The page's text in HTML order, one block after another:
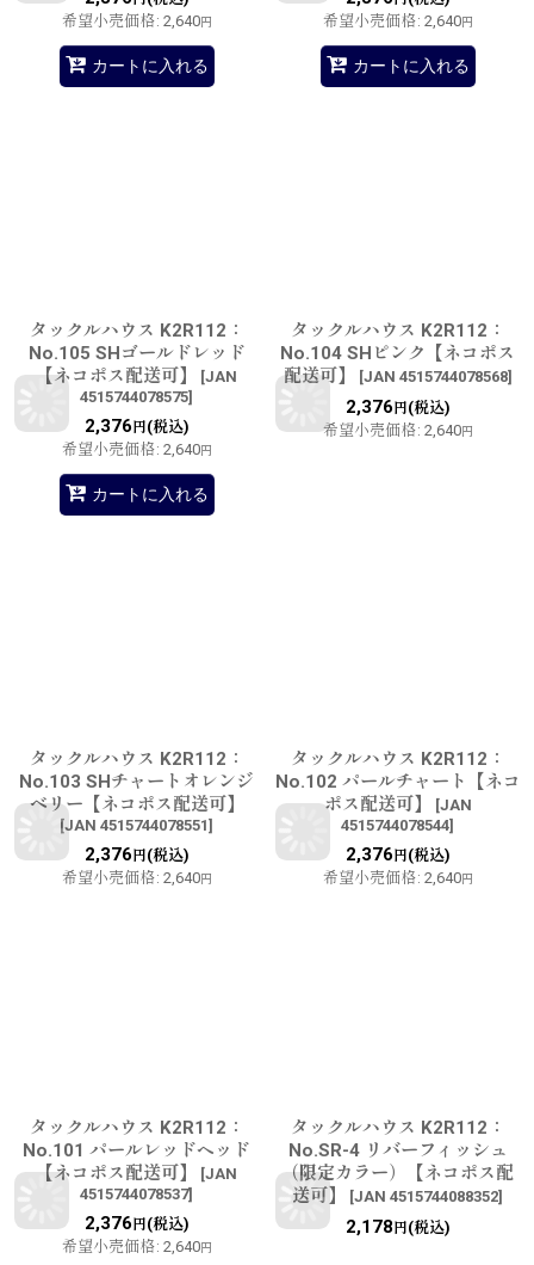
希望小売価格: 2,640円
カートに入れる
希望小売価格: 2,640円
カートに入れる
タックルハウス K2R112：
No.105 SHゴールドレッド
【ネコポス配送可】
[JAN
4515744078575]
2,376 円(税込)
希望小売価格: 2,640円
カートに入れる
タックルハウス K2R112：
No.104 SHピンク【ネコポス
配送可】
[JAN 4515744078568]
2,376 円(税込)
希望小売価格: 2,640円
タックルハウス K2R112：
No.103 SHチャートオレンジ
ベリー【ネコポス配送可】
[JAN 4515744078551]
2,376 円(税込)
希望小売価格: 2,640円
タックルハウス K2R112：
No.102 パールチャート【ネコ
ポス配送可】
[JAN
4515744078544]
2,376 円(税込)
希望小売価格: 2,640円
タックルハウス K2R112：
No.101 パールレッドヘッド
【ネコポス配送可】
[JAN
4515744078537]
2,376 円(税込)
希望小売価格: 2,640円
タックルハウス K2R112：
No.SR-4 リバーフィッシュ
（限定カラー）【ネコポス配
送可】
[JAN 4515744088352]
2,178 円(税込)